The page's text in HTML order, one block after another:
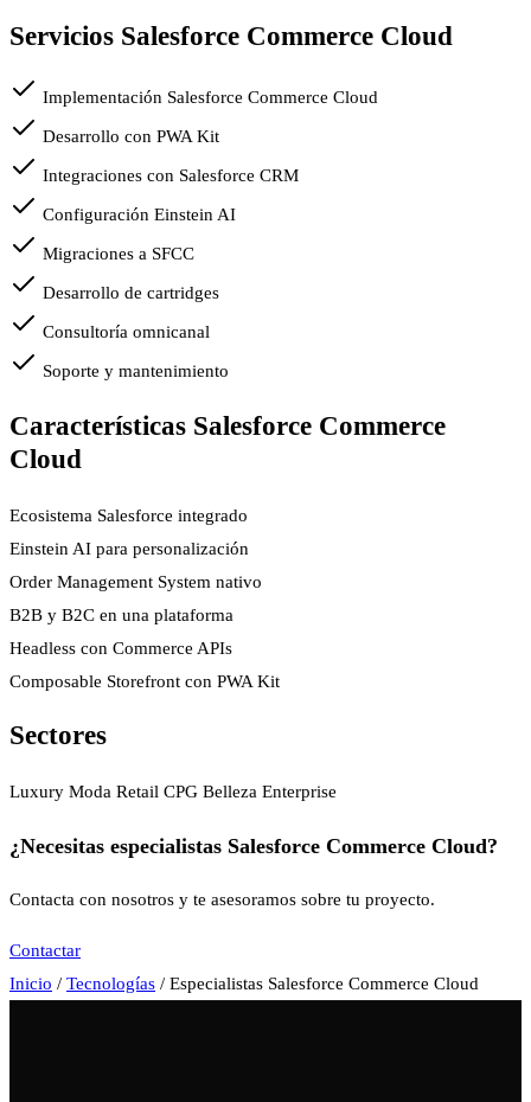
Servicios Salesforce Commerce Cloud
Implementación Salesforce Commerce Cloud
Desarrollo con PWA Kit
Integraciones con Salesforce CRM
Configuración Einstein AI
Migraciones a SFCC
Desarrollo de cartridges
Consultoría omnicanal
Soporte y mantenimiento
Características Salesforce Commerce
Cloud
Ecosistema Salesforce integrado
Einstein AI para personalización
Order Management System nativo
B2B y B2C en una plataforma
Headless con Commerce APIs
Composable Storefront con PWA Kit
Sectores
Luxury Moda Retail CPG Belleza Enterprise
¿Necesitas especialistas Salesforce Commerce Cloud?
Contacta con nosotros y te asesoramos sobre tu proyecto.
Contactar
Inicio / Tecnologías / Especialistas Salesforce Commerce Cloud